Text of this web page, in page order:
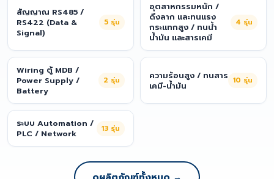
สัญญาณ RS485 /
RS422 (Data &
Signal)
5 รุ่น
อุตสาหกรรมหนัก /
ดึงลาก และทนแรง
กระแทกสูง / ทนน้ำ
น้ำมัน และสารเคมี
4 รุ่น
Wiring ตู้ MDB /
Power Supply /
Battery
2 รุ่น
ความร้อนสูง / ทนสาร
เคมี-น้ำมัน
10 รุ่น
ระบบ Automation /
PLC / Network
13 รุ่น